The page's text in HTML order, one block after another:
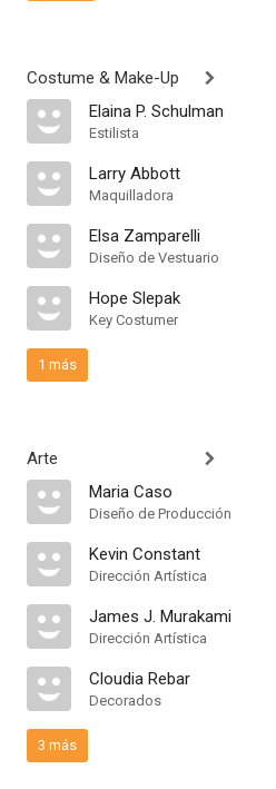
Costume & Make-Up
Elaina P. Schulman
Estilista
Larry Abbott
Maquilladora
Elsa Zamparelli
Diseño de Vestuario
Hope Slepak
Key Costumer
1 más
Arte
Maria Caso
Diseño de Producción
Kevin Constant
Dirección Artística
James J. Murakami
Dirección Artística
Cloudia Rebar
Decorados
3 más